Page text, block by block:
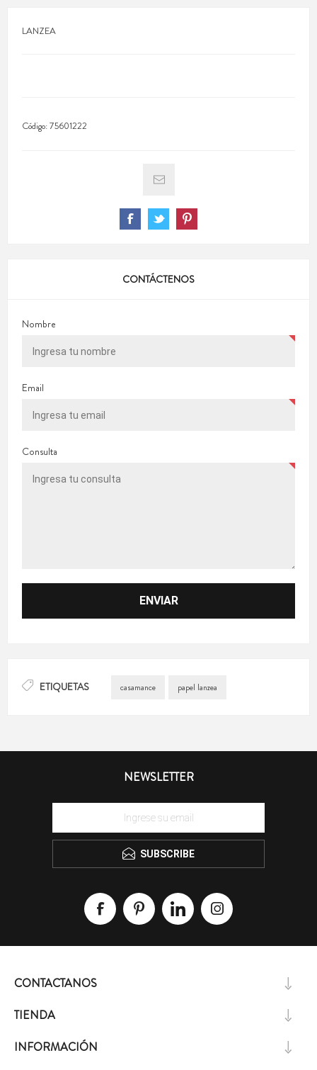
LANZEA
Código:75601222
CONTÁCTENOS
Nombre
Email
Consulta
ETIQUETAS casamance papel lanzea
NEWSLETTER
SUBSCRIBE
CONTACTANOS
TIENDA
INFORMACIÓN